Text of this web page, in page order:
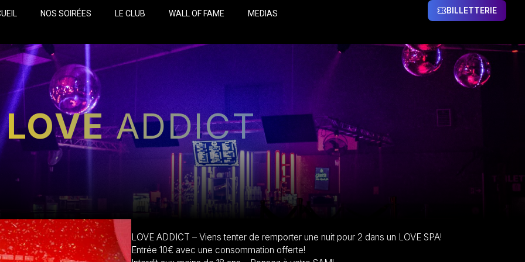
NOS SOIRÉES LE CLUB WALL OF FAME MEDIAS BILLETTERIE
LOVEADDICT
LOVE ADDICT – Viens tenter de remporter une nuit pour 2 dans un LOVE SPA!
Entrée 10€ avec une consommation offerte!